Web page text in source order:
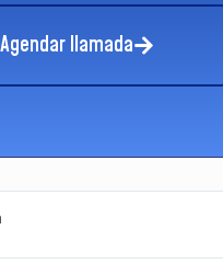
Agendar llamada